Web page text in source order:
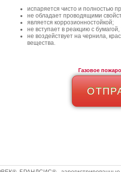
испаряется чисто и полностью
не обладает проводящими
является коррозионностойкой;
не вступает в реакцию с
не воздействует на чернила,
вещества.
Газовое